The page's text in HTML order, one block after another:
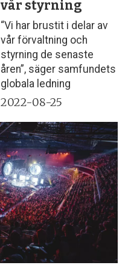
vår styrning
“Vi har brustit i delar av
vår förvaltning och
styrning de senaste
åren”, säger samfundets
globala ledning
2022-08-25